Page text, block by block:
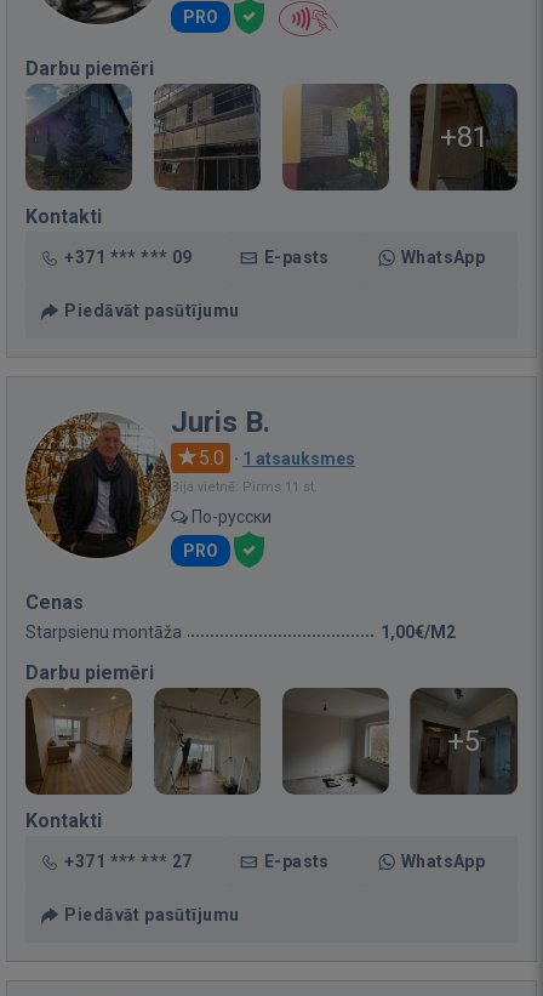
PRO
Darbu piemēri
+81
Kontakti
+371 *** *** 09 E-pasts WhatsApp
Piedāvāt pasūtījumu
Juris B.
5.0 · 1 atsauksmes
Bija vietnē: Pirms 11 st.
По-русски
PRO
Cenas
Starpsienu montāža 1,00€/M2
Darbu piemēri
+5
Kontakti
+371 *** *** 27 E-pasts WhatsApp
Piedāvāt pasūtījumu